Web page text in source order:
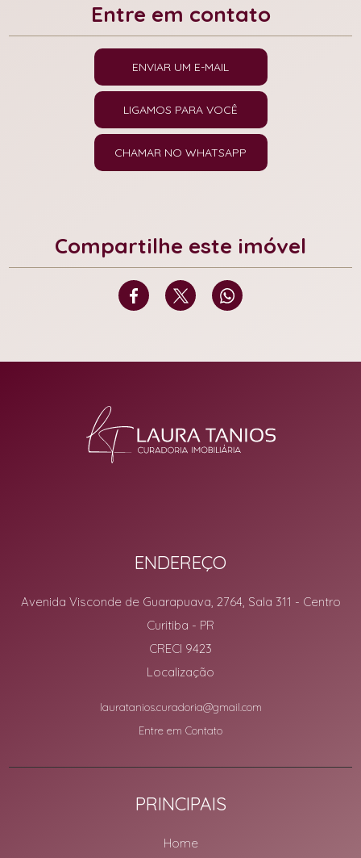
Entre em contato
ENVIAR UM E-MAIL
LIGAMOS PARA VOCÊ
CHAMAR NO WHATSAPP
Compartilhe este imóvel
ENDEREÇO
Avenida Visconde de Guarapuava, 2764, Sala 311 - Centro
Curitiba - PR
CRECI 9423
Localização
lauratanios.curadoria@gmail.com
Entre em Contato
PRINCIPAIS
Home